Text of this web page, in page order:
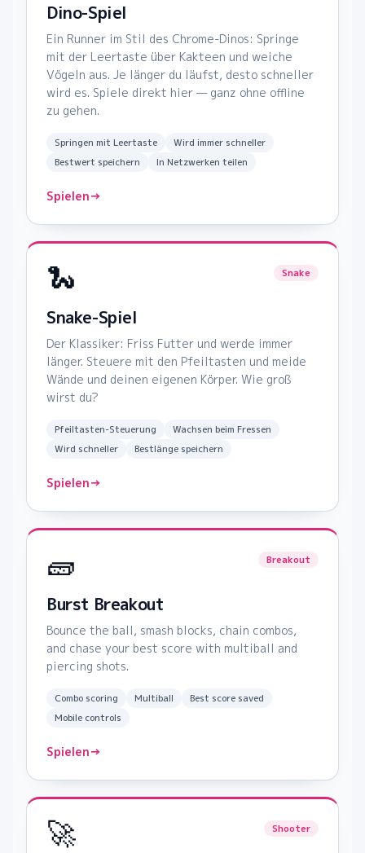
Dino-Spiel
Ein Runner im Stil des Chrome-Dinos: Springe
mit der Leertaste über Kakteen und weiche
Vögeln aus. Je länger du läufst, desto schneller
wird es. Spiele direkt hier — ganz ohne offline
zu gehen.
Springen mit Leertaste
Wird immer schneller
Bestwert speichern
In Netzwerken teilen
Spielen→
🐍 Snake
Snake-Spiel
Der Klassiker: Friss Futter und werde immer
länger. Steuere mit den Pfeiltasten und meide
Wände und deinen eigenen Körper. Wie groß
wirst du?
Pfeiltasten-Steuerung
Wachsen beim Fressen
Wird schneller
Bestlänge speichern
Spielen→
🧱 Breakout
Burst Breakout
Bounce the ball, smash blocks, chain combos,
and chase your best score with multiball and
piercing shots.
Combo scoring Multiball
Best score saved
Mobile controls
Spielen→
🚀 Shooter